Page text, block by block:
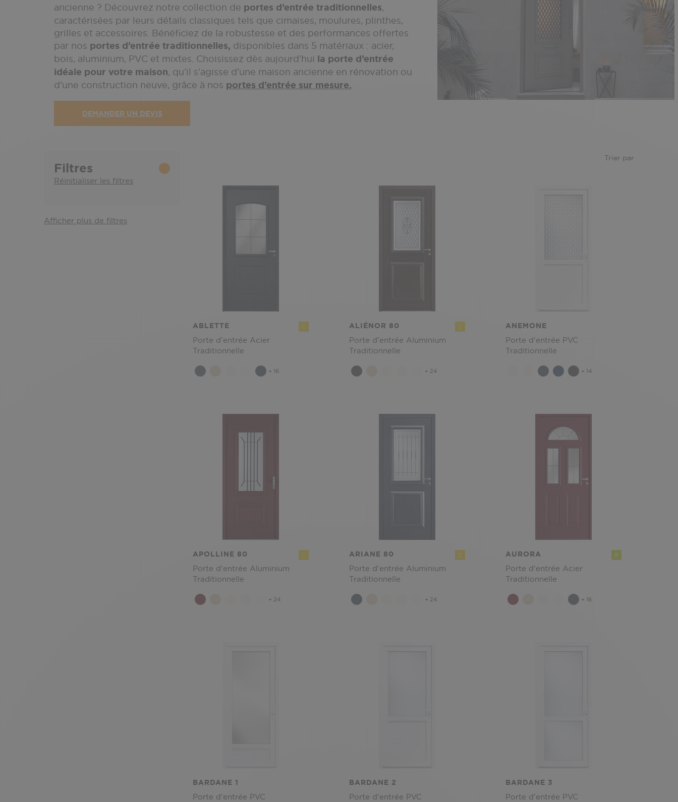
ancienne ? Découvrez notre collection de portes d’entrée traditionnelles,
caractérisées par leurs détails classiques tels que cimaises, moulures, plinthes,
grilles et accessoires. Bénéficiez de la robustesse et des performances offertes
par nos portes d’entrée traditionnelles, disponibles dans 5 matériaux : acier,
bois, aluminium, PVC et mixtes. Choisissez dès aujourd’hui la porte d’entrée
idéale pour votre maison, qu’il s’agisse d’une maison ancienne en rénovation ou
d’une construction neuve, grâce à nos portes d’entrée sur mesure.
DEMANDER UN DEVIS
Filtres
Réinitialiser les filtres
Afficher plus de filtres
Trier par
ABLETTE
Porte d'entrée Acier
Traditionnelle
C
+ 16
ALIÉNOR 80
Porte d'entrée Aluminium
Traditionnelle
C
+ 24
ANEMONE
Porte d'entrée PVC
Traditionnelle
+ 14
APOLLINE 80
Porte d'entrée Aluminium
Traditionnelle
C
+ 24
ARIANE 80
Porte d'entrée Aluminium
Traditionnelle
C
+ 24
AURORA
Porte d'entrée Acier
Traditionnelle
B
+ 16
BARDANE 1
Porte d'entrée PVC
BARDANE 2
Porte d'entrée PVC
BARDANE 3
Porte d'entrée PVC